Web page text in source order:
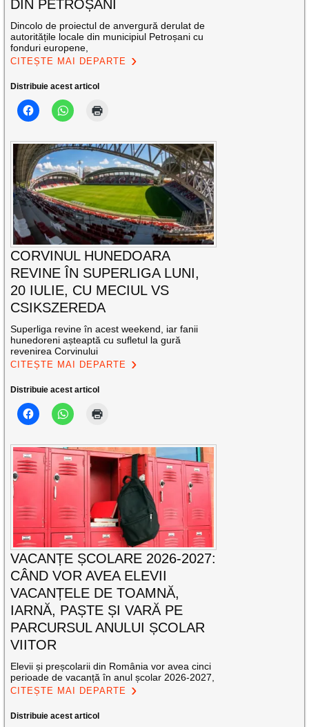
DIN PETROȘANI
Dincolo de proiectul de anvergură derulat de
autoritățile locale din municipiul Petroșani cu
fonduri europene,
CITEȘTE MAI DEPARTE
Distribuie acest articol
CORVINUL HUNEDOARA
REVINE ÎN SUPERLIGA LUNI,
20 IULIE, CU MECIUL VS
CSIKSZEREDA
Superliga revine în acest weekend, iar fanii
hunedoreni așteaptă cu sufletul la gură
revenirea Corvinului
CITEȘTE MAI DEPARTE
Distribuie acest articol
VACANȚE ȘCOLARE 2026-2027:
CÂND VOR AVEA ELEVII
VACANȚELE DE TOAMNĂ,
IARNĂ, PAȘTE ȘI VARĂ PE
PARCURSUL ANULUI ȘCOLAR
VIITOR
Elevii și preșcolarii din România vor avea cinci
perioade de vacanță în anul școlar 2026-2027,
CITEȘTE MAI DEPARTE
Distribuie acest articol